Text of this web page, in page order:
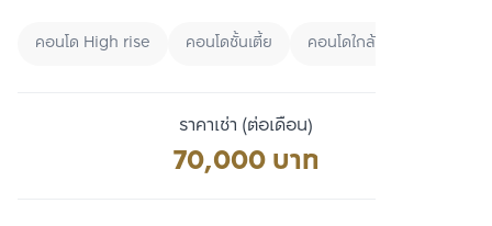
คอนโด High rise คอนโดชั้นเตี้ย คอนโดใกล้ BTS
ราคาเช่า (ต่อเดือน)
70,000 บาท